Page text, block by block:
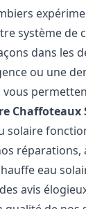
système de
dans les
ou une
Chaffoteaux
solaire
eau
avis